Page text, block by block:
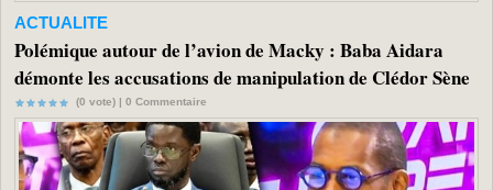
ACTUALITE
Polémique autour de l’avion de Macky : Baba Aidara
démonte les accusations de manipulation de Clédor Sène
(0 vote) | 0 Commentaire